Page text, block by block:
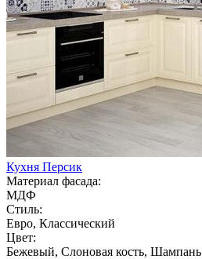
Кухня Персик
Материал фасада:
МДФ
Стиль:
Евро, Классический
Цвет:
Бежевый, Слоновая кость, Шампань